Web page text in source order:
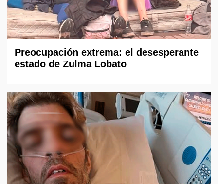
Preocupación extrema: el desesperante
estado de Zulma Lobato